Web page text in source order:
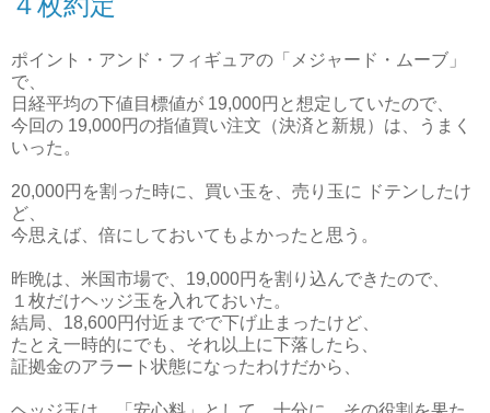
ポイント・アンド・フィギュアの「メジャード・ムーブ」
で、
日経平均の下値目標値が 19,000円と想定していたので、
今回の 19,000円の指値買い注文（決済と新規）は、うまく
いった。
20,000円を割った時に、買い玉を、売り玉に ドテンしたけ
ど、
今思えば、倍にしておいてもよかったと思う。
昨晩は、米国市場で、19,000円を割り込んできたので、
１枚だけヘッジ玉を入れておいた。
結局、18,600円付近までで下げ止まったけど、
たとえ一時的にでも、それ以上に下落したら、
証拠金のアラート状態になったわけだから、